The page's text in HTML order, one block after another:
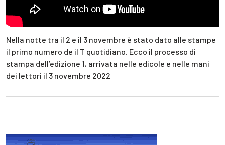
Nella notte tra il 2 e il 3 novembre è stato dato alle stampe
il primo numero de il T quotidiano. Ecco il processo di
stampa dell’edizione 1, arrivata nelle edicole e nelle mani
dei lettori il 3 novembre 2022